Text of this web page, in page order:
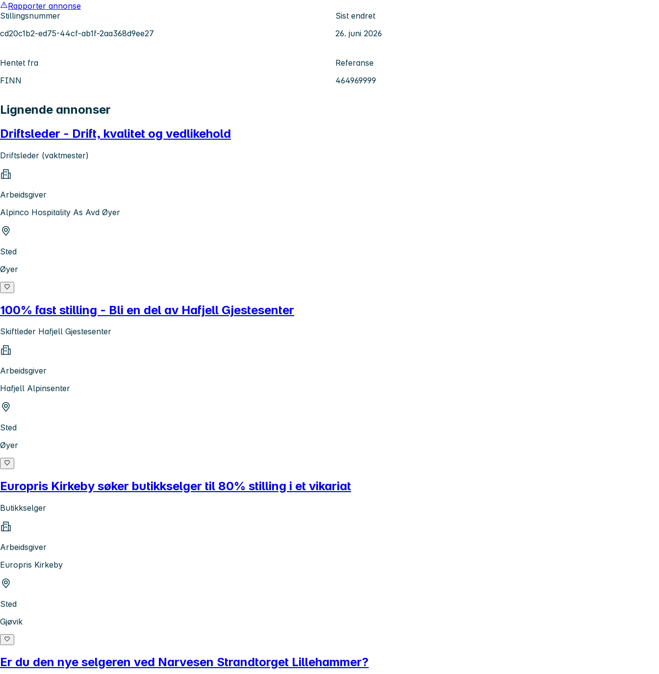
Rapporter annonse
Stillingsnummer
cd20c1b2-ed75-44cf-ab1f-2aa368d9ee27
Sist endret
26. juni 2026
Hentet fra
FINN
Referanse
464969999
Lignende annonser
Driftsleder - Drift, kvalitet og vedlikehold
Driftsleder (vaktmester)
Arbeidsgiver
Alpinco Hospitality As Avd Øyer
Sted
Øyer
100% fast stilling - Bli en del av Hafjell Gjestesenter
Skiftleder Hafjell Gjestesenter
Arbeidsgiver
Hafjell Alpinsenter
Sted
Øyer
Europris Kirkeby søker butikkselger til 80% stilling i et vikariat
Butikkselger
Arbeidsgiver
Europris Kirkeby
Sted
Gjøvik
Er du den nye selgeren ved Narvesen Strandtorget Lillehammer?